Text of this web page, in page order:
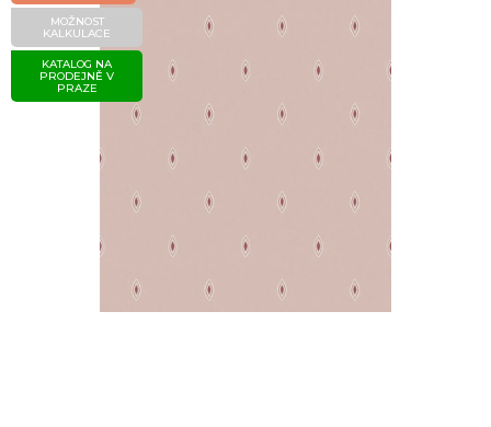
MOŽNOST
KALKULACE
KATALOG NA
PRODEJNĚ V
PRAZE